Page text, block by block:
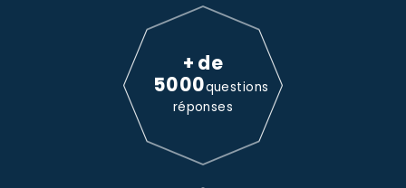
+ de
5000questions
réponses